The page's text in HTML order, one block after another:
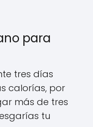
para
tres días
calorías, por
más de tres
tu